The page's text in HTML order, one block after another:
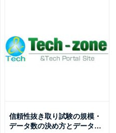
信頼性抜き取り試験の規模・
データ数の決め方とデータ…